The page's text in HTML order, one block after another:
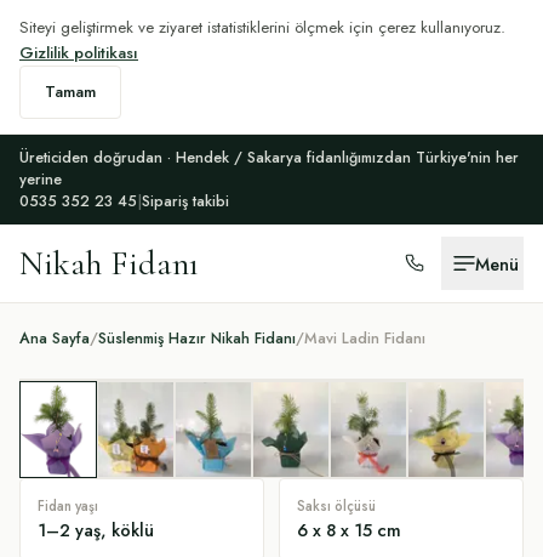
Siteyi geliştirmek ve ziyaret istatistiklerini ölçmek için çerez kullanıyoruz.
Gizlilik politikası
Tamam
Üreticiden doğrudan · Hendek / Sakarya fidanlığımızdan Türkiye'nin her
yerine
0535 352 23 45|Sipariş takibi
Nikah Fidanı Menü
Ana Sayfa/Süslenmiş Hazır Nikah Fidanı/Mavi Ladin Fidanı
Fidan yaşı
1–2 yaş, köklü
Saksı ölçüsü
6 x 8 x 15 cm